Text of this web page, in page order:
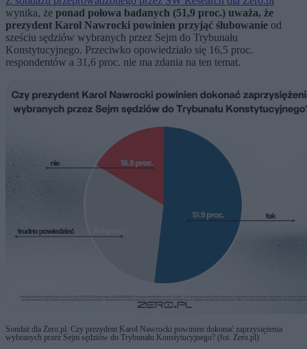
wynika, że ponad połowa badanych (51,9 proc.) uważa, że
prezydent Karol Nawrocki powinien przyjąć ślubowanie od
sześciu sędziów wybranych przez Sejm do Trybunału
Konstytucyjnego. Przeciwko opowiedziało się 16,5 proc.
respondentów a 31,6 proc. nie ma zdania na ten temat.
Sondaż dla Zero.pl. Czy prezydent Karol Nawrocki powinien dokonać zaprzysiężenia
wybranych przez Sejm sędziów do Trybunału Konstytucyjnego? (fot. Zero.pl)